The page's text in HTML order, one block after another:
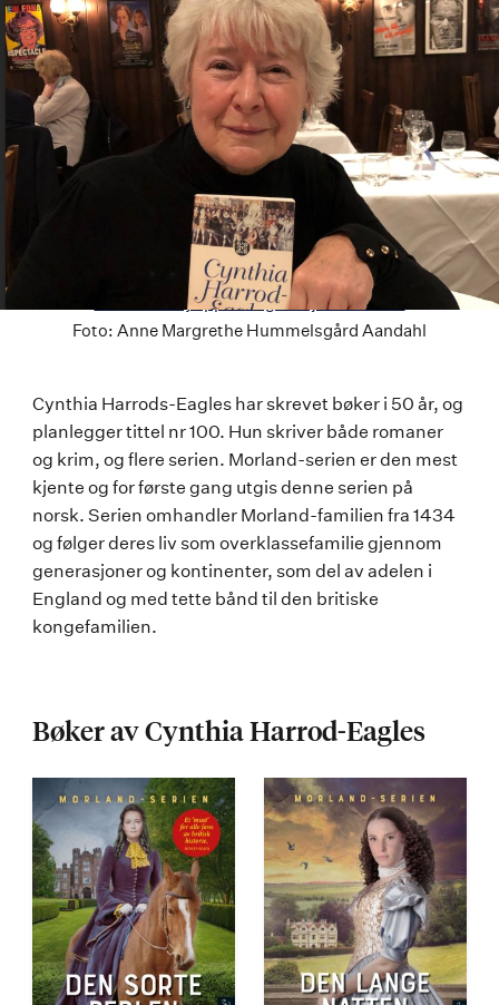
Last ned høyoppløselig versjon av bildet
Foto: Anne Margrethe Hummelsgård Aandahl
Cynthia
Harrod-
Eagles
Cynthia Harrods-Eagles har skrevet bøker i 50 år, og
planlegger tittel nr 100. Hun skriver både romaner
og krim, og flere serien. Morland-serien er den mest
kjente og for første gang utgis denne serien på
norsk. Serien omhandler Morland-familien fra 1434
og følger deres liv som overklassefamilie gjennom
generasjoner og kontinenter, som del av adelen i
England og med tette bånd til den britiske
kongefamilien.
Bøker av Cynthia Harrod-Eagles